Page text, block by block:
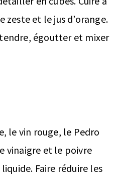
zeste et le jus d’orange.
égoutter et mixer
le vin rouge, le Pedro
vinaigre et le poivre
Faire réduire les